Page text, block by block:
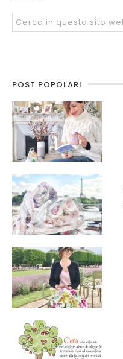
POST POPOLARI